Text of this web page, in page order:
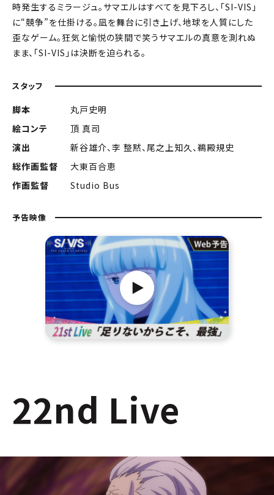
時発生するミラージュ。サマエルはすべてを見下ろし、「SI-VIS」
に“競争”を仕掛ける。凪を舞台に引き上げ、地球を人質にした
歪なゲーム。狂気と愉悦の狭間で笑うサマエルの真意を測れぬ
まま、「SI-VIS」は決断を迫られる。
スタッフ
脚本
丸戸史明
絵コンテ
頂 真司
演出
新谷雄介、李 整黙、尾之上知久、鵜殿規史
総作画監督
大東百合恵
作画監督
Studio Bus
予告映像
22nd Live